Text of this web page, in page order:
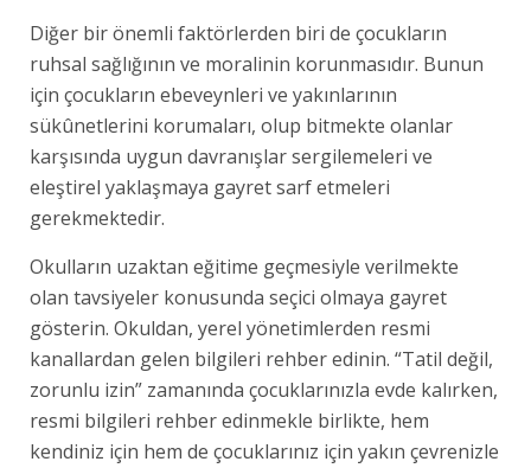
Diğer bir önemli faktörlerden biri de çocukların
ruhsal sağlığının ve moralinin korunmasıdır. Bunun
için çocukların ebeveynleri ve yakınlarının
sükûnetlerini korumaları, olup bitmekte olanlar
karşısında uygun davranışlar sergilemeleri ve
eleştirel yaklaşmaya gayret sarf etmeleri
gerekmektedir.
Okulların uzaktan eğitime geçmesiyle verilmekte
olan tavsiyeler konusunda seçici olmaya gayret
gösterin. Okuldan, yerel yönetimlerden resmi
kanallardan gelen bilgileri rehber edinin. “Tatil değil,
zorunlu izin” zamanında çocuklarınızla evde kalırken,
resmi bilgileri rehber edinmekle birlikte, hem
kendiniz için hem de çocuklarınız için yakın çevrenizle